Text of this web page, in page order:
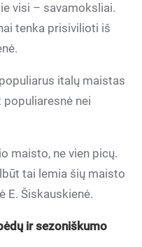
visi – savamoksliai.
tenka prisivilioti iš
italų maistas
nei
maisto, ne vien picų.
tai lemia šių maisto
E. Šiskauskienė.
ir sezoniškumo